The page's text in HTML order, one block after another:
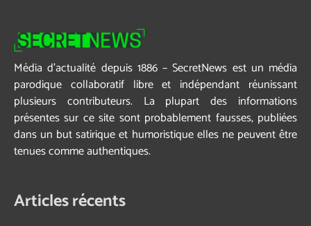
Média d’actualité depuis 1886 – SecretNews est un média
parodique collaboratif libre et indépendant réunissant
plusieurs contributeurs. La plupart des informations
présentes sur ce site sont probablement fausses, publiées
dans un but satirique et humoristique elles ne peuvent être
tenues comme authentiques.
Articles récents